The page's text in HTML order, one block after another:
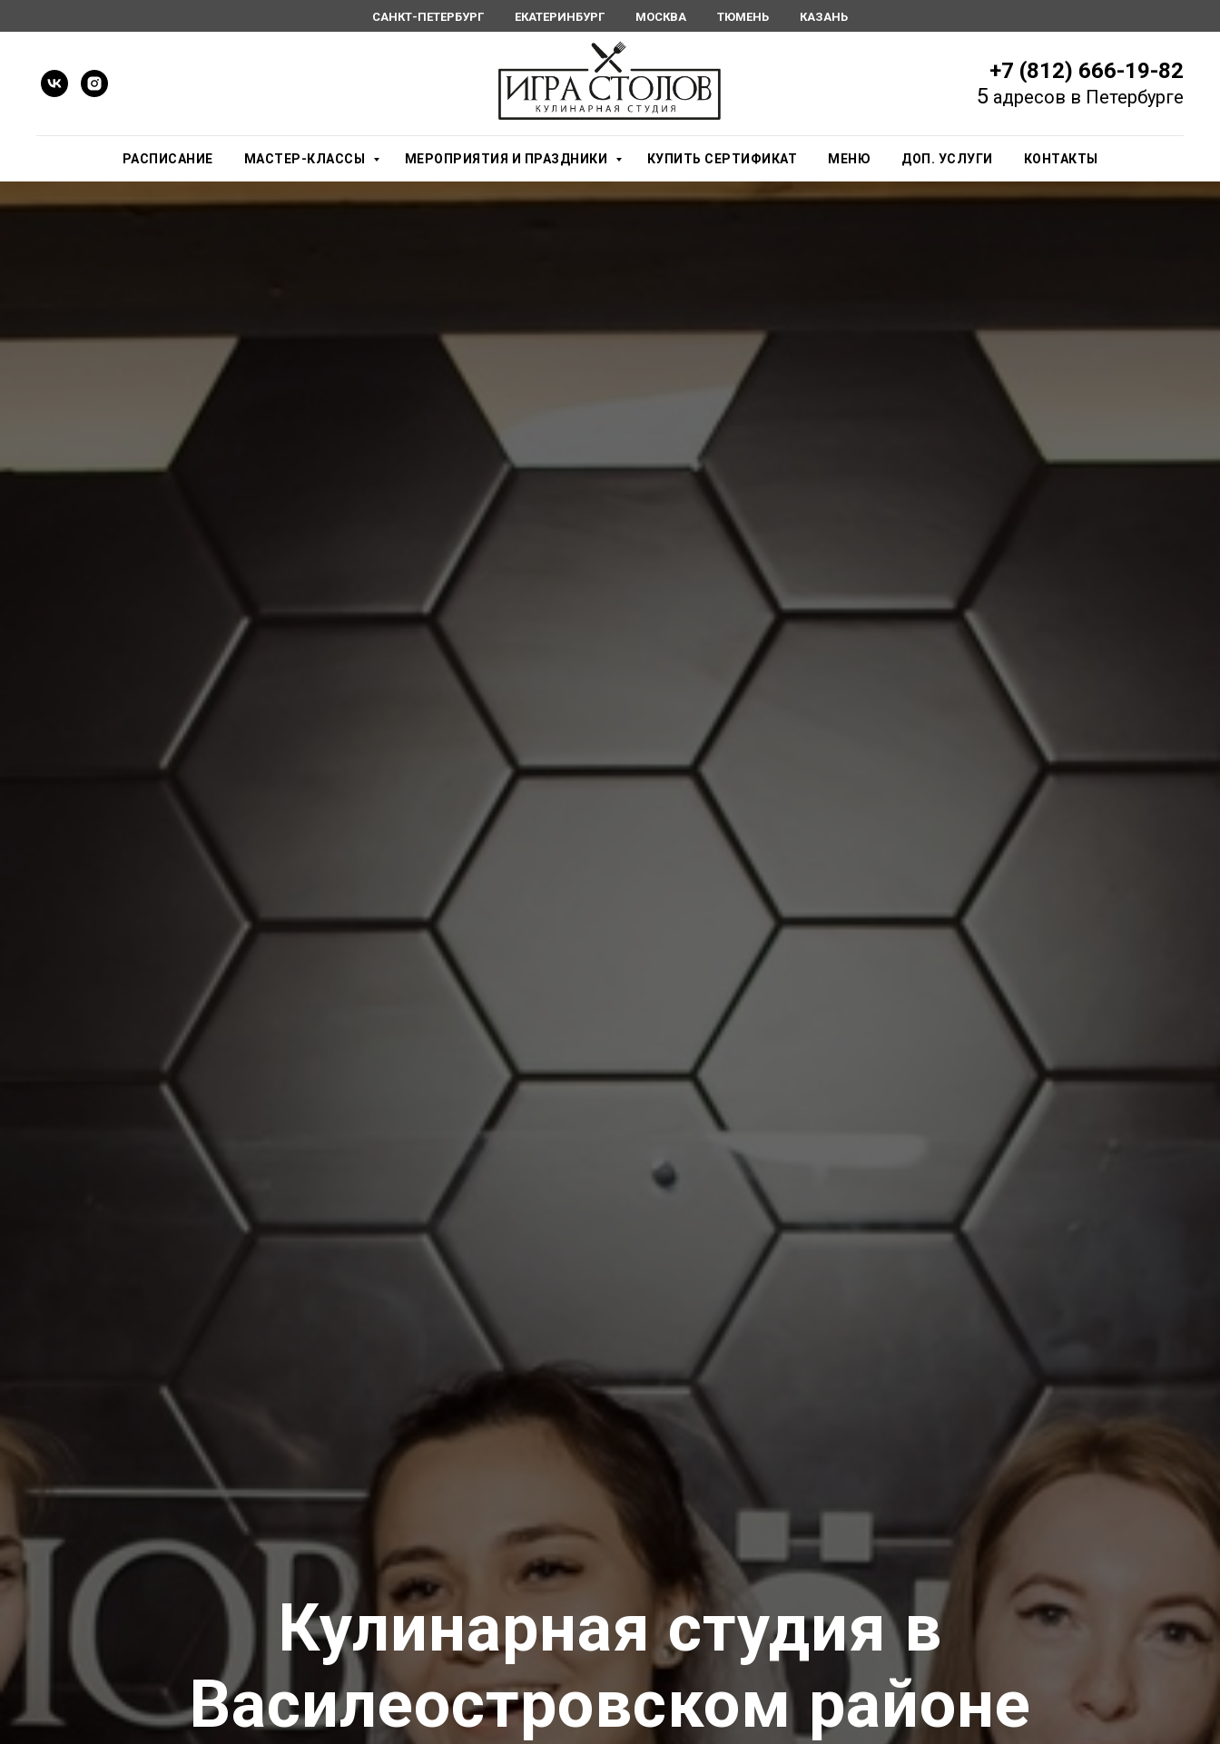
САНКТ-ПЕТЕРБУРГ ЕКАТЕРИНБУРГ МОСКВА ТЮМЕНЬ КАЗАНЬ
+7 (812) 666-19-82
5 адресов в Петербурге
РАСПИСАНИЕ МАСТЕР-КЛАССЫ МЕРОПРИЯТИЯ И ПРАЗДНИКИ КУПИТЬ СЕРТИФИКАТ МЕНЮ ДОП. УСЛУГИ КОНТАКТЫ
Кулинарная студия в
Василеостровском районе